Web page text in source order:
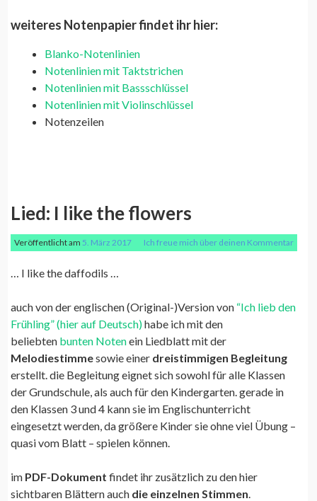
weiteres Notenpapier findet ihr hier:
Blanko-Notenlinien
Notenlinien mit Taktstrichen
Notenlinien mit Bassschlüssel
Notenlinien mit Violinschlüssel
Notenzeilen
Lied: I like the flowers
Veröffentlicht am 5. März 2017 Ich freue mich über deinen Kommentar
… I like the daffodils …
auch von der englischen (Original-)Version von “Ich lieb den
Frühling” (hier auf Deutsch)habe ich mit den
beliebten bunten Notenein Liedblatt mit der
Melodiestimmesowie einer dreistimmigen Begleitung
erstellt. die Begleitung eignet sich sowohl für alle Klassen
der Grundschule, als auch für den Kindergarten. gerade in
den Klassen 3 und 4 kann sie im Englischunterricht
eingesetzt werden, da größere Kinder sie ohne viel Übung –
quasi vom Blatt – spielen können.
im PDF-Dokument findet ihr zusätzlich zu den hier
sichtbaren Blättern auch die einzelnen Stimmen